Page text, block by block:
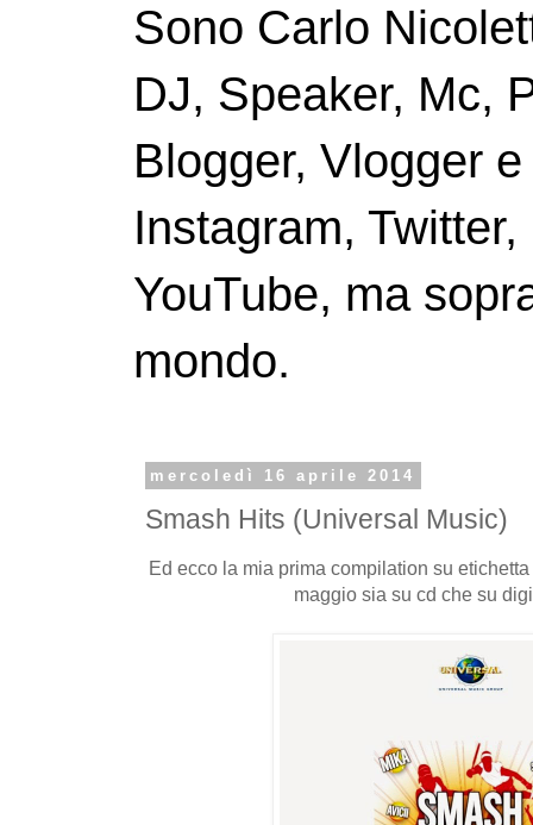
Sono Carlo
DJ, Speaker, Mc,
Blogger, Vlogger
Instagram,
YouTube, ma
mondo.
mercoledì 16 aprile 2014
Smash Hits (Universal Music)
Ed ecco la mia prima compilation su
maggio sia su cd che su